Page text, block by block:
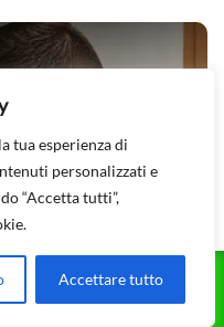
tua esperienza di
personalizzati e
“Accetta tutti”,
Accettare tutto